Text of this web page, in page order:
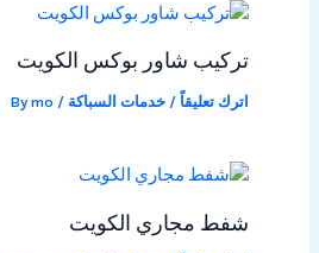
تركيب شاور بوكس الكويت
اترك تعليقاً / خدمات السباكة / By
mo
شفط مجاري الكويت